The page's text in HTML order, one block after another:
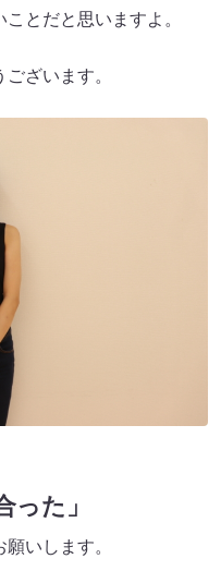
とだと思いますよ。
ざいます。
った」
いします。